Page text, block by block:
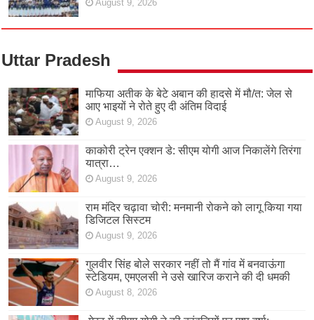
August 9, 2026
Uttar Pradesh
माफिया अतीक के बेटे अबान की हादसे में मौ/त: जेल से
आए भाइयों ने रोते हुए दी अंतिम विदाई
August 9, 2026
काकोरी ट्रेन एक्शन डे: सीएम योगी आज निकालेंगे तिरंगा
यात्रा…
August 9, 2026
राम मंदिर चढ़ावा चोरी: मनमानी रोकने को लागू किया गया
डिजिटल सिस्टम
August 9, 2026
गुलवीर सिंह बोले सरकार नहीं तो मैं गांव में बनवाऊंगा
स्टेडियम, एमएलसी ने उसे खारिज कराने की दी धमकी
August 8, 2026